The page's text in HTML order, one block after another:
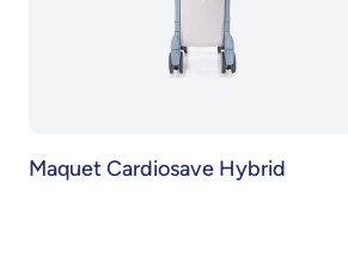
Maquet Cardiosave Hybrid